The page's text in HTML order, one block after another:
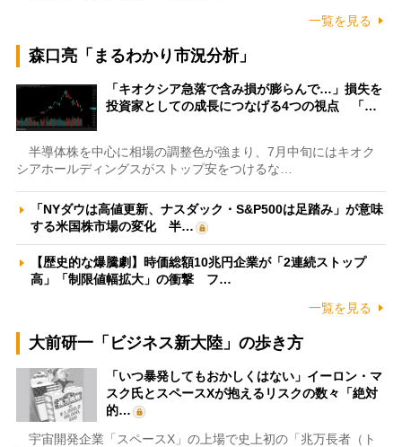
一覧を見る
森口亮「まるわかり市況分析」
「キオクシア急落で含み損が膨らんで…」損失を
投資家としての成長につなげる4つの視点 「…
半導体株を中心に相場の調整色が強まり、7月中旬にはキオク
シアホールディングスがストップ安をつけるな…
「NYダウは高値更新、ナスダック・S&P500は足踏み」が意味
する米国株市場の変化 半…
【歴史的な爆騰劇】時価総額10兆円企業が「2連続ストップ
高」「制限値幅拡大」の衝撃 フ…
一覧を見る
大前研一「ビジネス新大陸」の歩き方
「いつ暴発してもおかしくはない」イーロン・マ
スク氏とスペースXが抱えるリスクの数々「絶対
的…
宇宙開発企業「スペースX」の上場で史上初の「兆万長者（ト